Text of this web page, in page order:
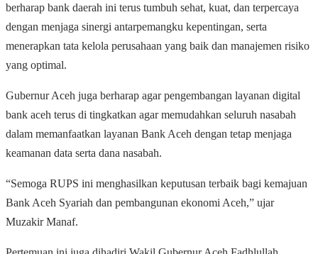
berharap bank daerah ini terus tumbuh sehat, kuat, dan terpercaya
dengan menjaga sinergi antarpemangku kepentingan, serta
menerapkan tata kelola perusahaan yang baik dan manajemen risiko
yang optimal.
Gubernur Aceh juga berharap agar pengembangan layanan digital
bank aceh terus di tingkatkan agar memudahkan seluruh nasabah
dalam memanfaatkan layanan Bank Aceh dengan tetap menjaga
keamanan data serta dana nasabah.
“Semoga RUPS ini menghasilkan keputusan terbaik bagi kemajuan
Bank Aceh Syariah dan pembangunan ekonomi Aceh,” ujar
Muzakir Manaf.